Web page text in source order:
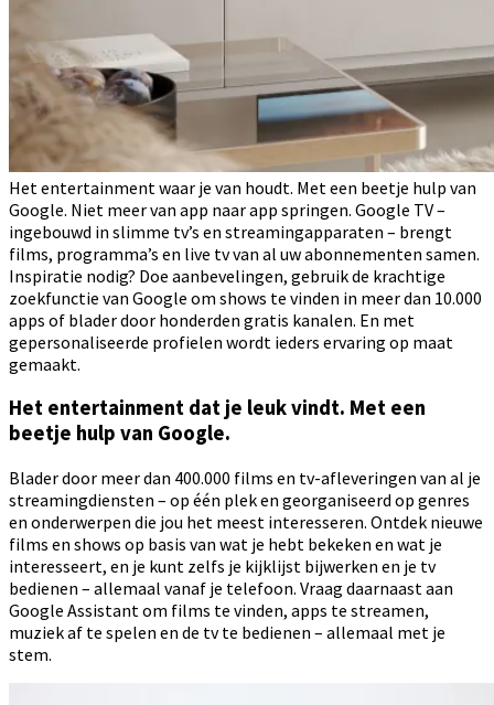
Het entertainment waar je van houdt. Met een beetje hulp van
Google. Niet meer van app naar app springen. Google TV –
ingebouwd in slimme tv’s en streamingapparaten – brengt
films, programma’s en live tv van al uw abonnementen samen.
Inspiratie nodig? Doe aanbevelingen, gebruik de krachtige
zoekfunctie van Google om shows te vinden in meer dan 10.000
apps of blader door honderden gratis kanalen. En met
gepersonaliseerde profielen wordt ieders ervaring op maat
gemaakt.
Het entertainment dat je leuk vindt. Met een
beetje hulp van Google.
Blader door meer dan 400.000 films en tv-afleveringen van al je
streamingdiensten – op één plek en georganiseerd op genres
en onderwerpen die jou het meest interesseren. Ontdek nieuwe
films en shows op basis van wat je hebt bekeken en wat je
interesseert, en je kunt zelfs je kijklijst bijwerken en je tv
bedienen – allemaal vanaf je telefoon. Vraag daarnaast aan
Google Assistant om films te vinden, apps te streamen,
muziek af te spelen en de tv te bedienen – allemaal met je
stem.